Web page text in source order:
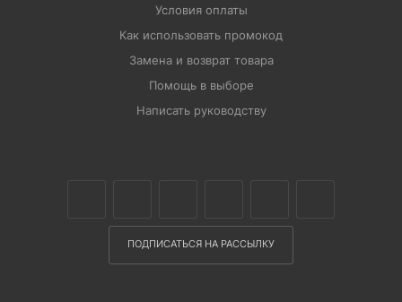
Условия оплаты
Как использовать промокод
Замена и возврат товара
Помощь в выборе
Написать руководству
ПОДПИСАТЬСЯ НА РАССЫЛКУ